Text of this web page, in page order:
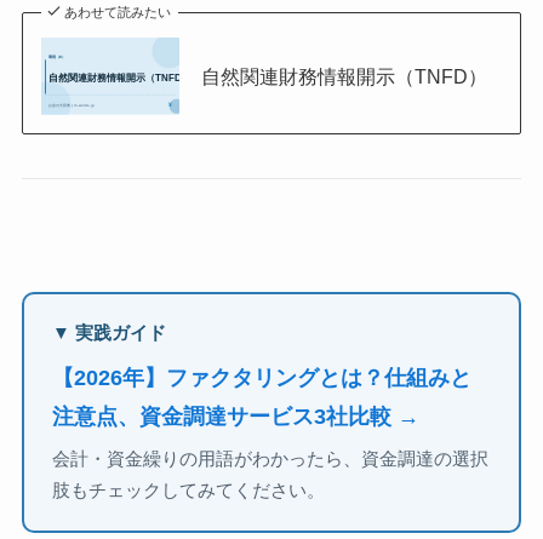
あわせて読みたい
自然関連財務情報開示（TNFD）
▼ 実践ガイド
【2026年】ファクタリングとは？仕組みと
注意点、資金調達サービス3社比較 →
会計・資金繰りの用語がわかったら、資金調達の選択
肢もチェックしてみてください。